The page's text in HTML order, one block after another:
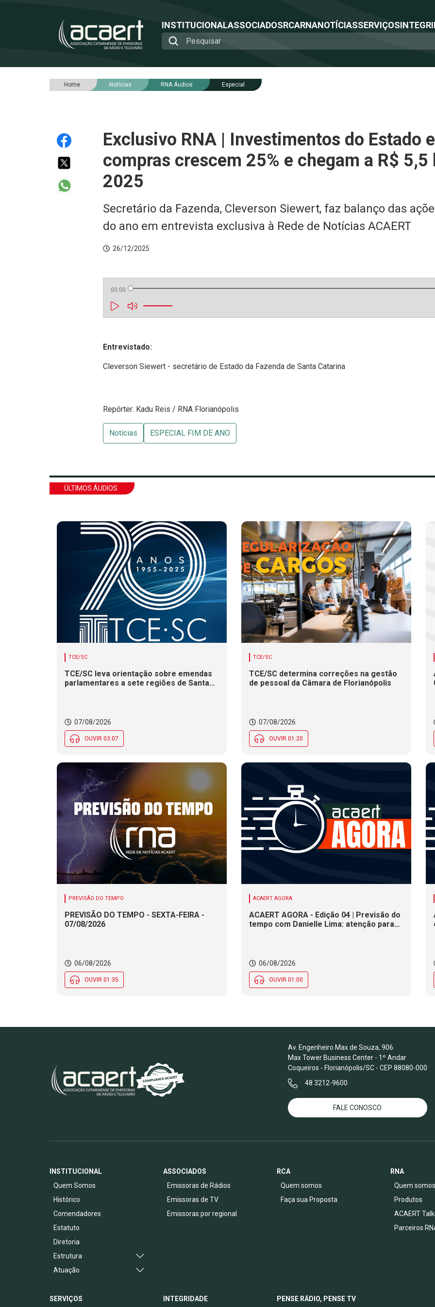
INSTITUCIONALASSOCIADOSRCARNANOTÍCIASSERVIÇOS
Home Notícias RNA Áudios Especial
Exclusivo RNA | Investimentos do Estado
compras crescem 25% e chegam a R$ 5,5
2025
Secretário da Fazenda, Cleverson Siewert, faz balanço das
do ano em entrevista exclusiva à Rede de Notícias ACAERT
26/12/2025
00:00
Entrevistado:
Cleverson Siewert - secretário de Estado da Fazenda de Santa Catarina
Repórter: Kadu Reis / RNA Florianópolis
Notícias ESPECIAL FIM DE ANO
ÚLTIMOS ÁUDIOS
TCE/SC
TCE/SC leva orientação sobre emendas
parlamentares a sete regiões de Santa
07/08/2026
OUVIR 03:07
TCE/SC
TCE/SC determina correções na gestão
de pessoal da Câmara de Florianópolis
07/08/2026
OUVIR 01:20
PREVISÃO DO TEMPO
PREVISÃO DO TEMPO - SEXTA-FEIRA -
07/08/2026
06/08/2026
OUVIR 01:35
ACAERT AGORA
ACAERT AGORA - Edição 04 | Previsão do
tempo com Danielle Lima: atenção para
06/08/2026
OUVIR 01:00
Av. Engenheiro Max de Souza, 906
Max Tower Business Center - 1º Andar
Coqueiros - Florianópolis/SC - CEP 88080-000
48 3212-9600
FALE CONOSCO
INSTITUCIONAL
Quem Somos
Histórico
Comendadores
Estatuto
Diretoria
Estrutura
Atuação
ASSOCIADOS
Emissoras de Rádios
Emissoras de TV
Emissoras por regional
RCA
Quem somos
Faça sua Proposta
RNA
Quem somos
Produtos
ACAERT
Parceiros
SERVIÇOS INTEGRIDADE PENSE RÁDIO, PENSE TV